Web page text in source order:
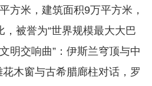
方米，建筑面积9万平方米，
被誉为“世界规模最大大巴
明交响曲”：伊斯兰穹顶与中
木窗与古希腊廊柱对话，罗